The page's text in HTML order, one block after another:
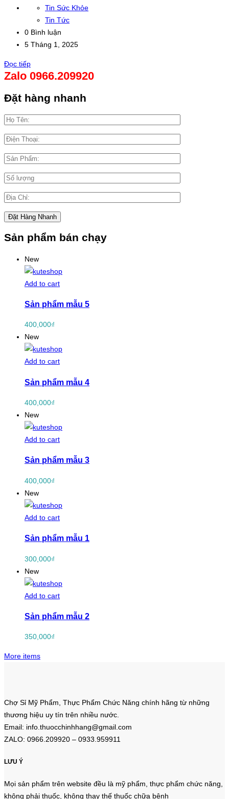
Tin Sức Khỏe
Tin Tức
0 Bình luận
5 Tháng 1, 2025
Đọc tiếp
Zalo 0966.209920
Đặt hàng nhanh
Sản phẩm bán chạy
New
Add to cart
Sản phẩm mẫu 5
400,000₫
New
Add to cart
Sản phẩm mẫu 4
400,000₫
New
Add to cart
Sản phẩm mẫu 3
400,000₫
New
Add to cart
Sản phẩm mẫu 1
300,000₫
New
Add to cart
Sản phẩm mẫu 2
350,000₫
More items
Chợ Sỉ Mỹ Phẩm, Thực Phẩm Chức Năng chính hãng từ những
thương hiệu uy tín trên nhiều nước.
Email: info.thuocchinhhang@gmail.com
ZALO: 0966.209920 – 0933.959911
LƯU Ý
Mọi sản phẩm trên website đều là mỹ phẩm, thực phẩm chức năng,
không phải thuốc, không thay thế thuốc chữa bệnh